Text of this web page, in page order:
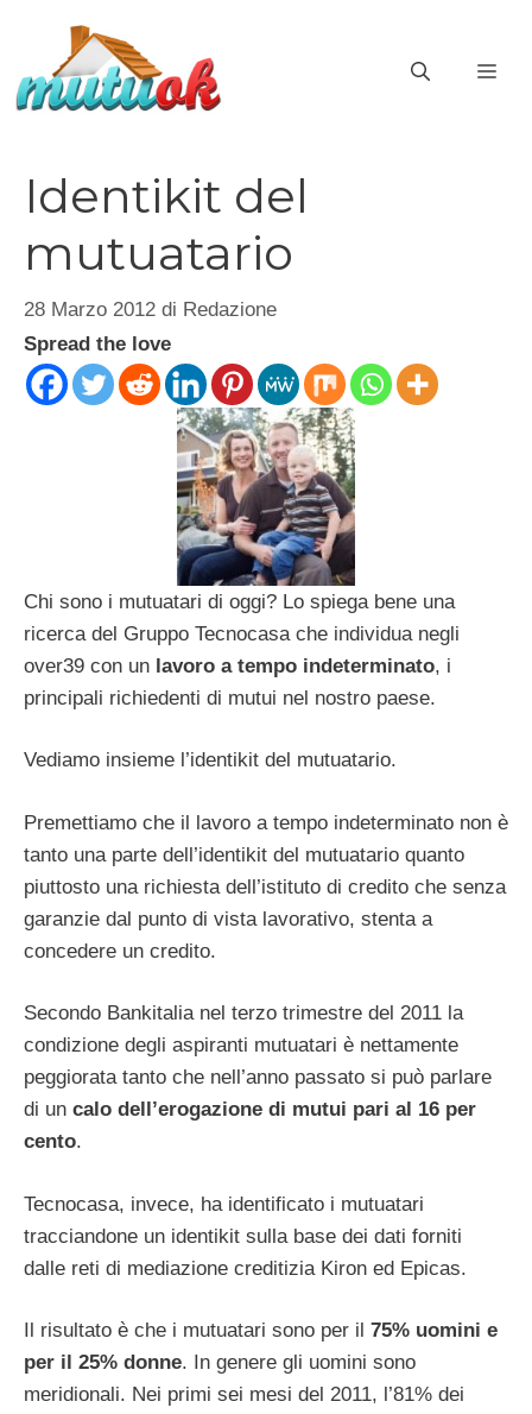
contenuto
Identikit del
mutuatario
28 Marzo 2012 di Redazione
Spread the love
Chi sono i mutuatari di oggi? Lo spiega bene una
ricerca del Gruppo Tecnocasa che individua negli
over39 con un lavoro a tempo indeterminato, i
principali richiedenti di mutui nel nostro paese.
Vediamo insieme l’identikit del mutuatario.
Premettiamo che il lavoro a tempo indeterminato non è
tanto una parte dell’identikit del mutuatario quanto
piuttosto una richiesta dell’istituto di credito che senza
garanzie dal punto di vista lavorativo, stenta a
concedere un credito.
Secondo Bankitalia nel terzo trimestre del 2011 la
condizione degli aspiranti mutuatari è nettamente
peggiorata tanto che nell’anno passato si può parlare
di un calo dell’erogazione di mutui pari al 16 per
cento.
Tecnocasa, invece, ha identificato i mutuatari
tracciandone un identikit sulla base dei dati forniti
dalle reti di mediazione creditizia Kiron ed Epicas.
Il risultato è che i mutuatari sono per il 75% uomini e
per il 25% donne. In genere gli uomini sono
meridionali. Nei primi sei mesi del 2011, l’81% dei